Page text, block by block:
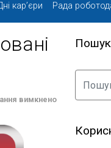
кар’єри Рада
вимкнено
Пошук